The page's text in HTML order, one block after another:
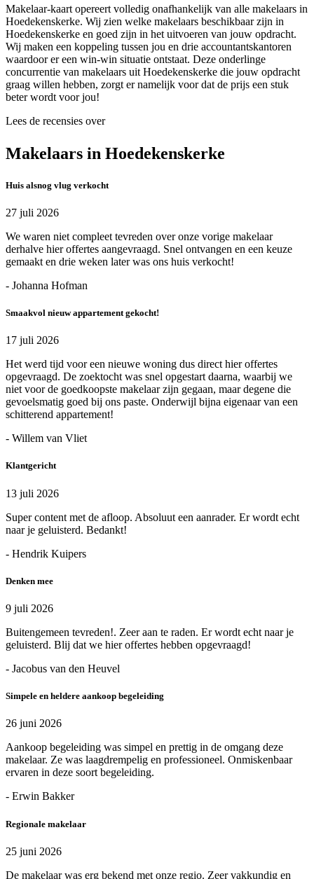
Makelaar-kaart opereert volledig onafhankelijk van alle makelaars in
Hoedekenskerke. Wij zien welke makelaars beschikbaar zijn in
Hoedekenskerke en goed zijn in het uitvoeren van jouw opdracht.
Wij maken een koppeling tussen jou en drie accountantskantoren
waardoor er een win-win situatie ontstaat. Deze onderlinge
concurrentie van makelaars uit Hoedekenskerke die jouw opdracht
graag willen hebben, zorgt er namelijk voor dat de prijs een stuk
beter wordt voor jou!
Lees de recensies over
Makelaars in Hoedekenskerke
Huis alsnog vlug verkocht
27 juli 2026
We waren niet compleet tevreden over onze vorige makelaar
derhalve hier offertes aangevraagd. Snel ontvangen en een keuze
gemaakt en drie weken later was ons huis verkocht!
- Johanna Hofman
Smaakvol nieuw appartement gekocht!
17 juli 2026
Het werd tijd voor een nieuwe woning dus direct hier offertes
opgevraagd. De zoektocht was snel opgestart daarna, waarbij we
niet voor de goedkoopste makelaar zijn gegaan, maar degene die
gevoelsmatig goed bij ons paste. Onderwijl bijna eigenaar van een
schitterend appartement!
- Willem van Vliet
Klantgericht
13 juli 2026
Super content met de afloop. Absoluut een aanrader. Er wordt echt
naar je geluisterd. Bedankt!
- Hendrik Kuipers
Denken mee
9 juli 2026
Buitengemeen tevreden!. Zeer aan te raden. Er wordt echt naar je
geluisterd. Blij dat we hier offertes hebben opgevraagd!
- Jacobus van den Heuvel
Simpele en heldere aankoop begeleiding
26 juni 2026
Aankoop begeleiding was simpel en prettig in de omgang deze
makelaar. Ze was laagdrempelig en professioneel. Onmiskenbaar
ervaren in deze soort begeleiding.
- Erwin Bakker
Regionale makelaar
25 juni 2026
De makelaar was erg bekend met onze regio. Zeer vakkundig en